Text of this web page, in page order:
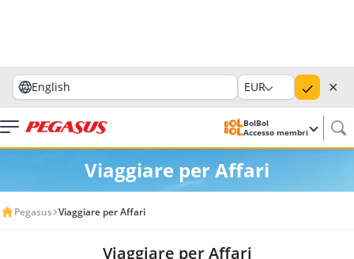
English EUR ✕
BolBol
Accesso membri
Viaggiare per Affari
Pegasus Viaggiare per Affari
Viaggiare per Affari